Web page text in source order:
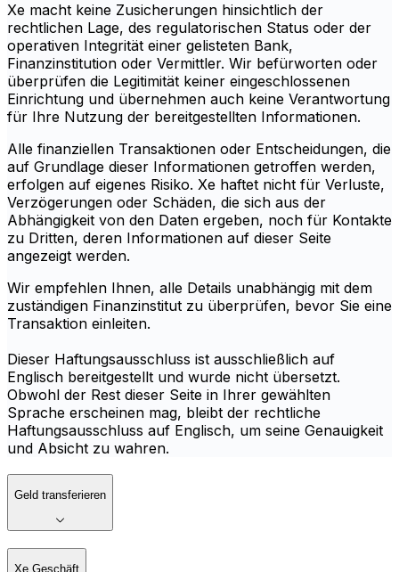
Xe macht keine Zusicherungen hinsichtlich der
rechtlichen Lage, des regulatorischen Status oder der
operativen Integrität einer gelisteten Bank,
Finanzinstitution oder Vermittler. Wir befürworten oder
überprüfen die Legitimität keiner eingeschlossenen
Einrichtung und übernehmen auch keine Verantwortung
für Ihre Nutzung der bereitgestellten Informationen.
Alle finanziellen Transaktionen oder Entscheidungen, die
auf Grundlage dieser Informationen getroffen werden,
erfolgen auf eigenes Risiko. Xe haftet nicht für Verluste,
Verzögerungen oder Schäden, die sich aus der
Abhängigkeit von den Daten ergeben, noch für Kontakte
zu Dritten, deren Informationen auf dieser Seite
angezeigt werden.
Wir empfehlen Ihnen, alle Details unabhängig mit dem
zuständigen Finanzinstitut zu überprüfen, bevor Sie eine
Transaktion einleiten.
Dieser Haftungsausschluss ist ausschließlich auf
Englisch bereitgestellt und wurde nicht übersetzt.
Obwohl der Rest dieser Seite in Ihrer gewählten
Sprache erscheinen mag, bleibt der rechtliche
Haftungsausschluss auf Englisch, um seine Genauigkeit
und Absicht zu wahren.
Geld transferieren
Xe Geschäft